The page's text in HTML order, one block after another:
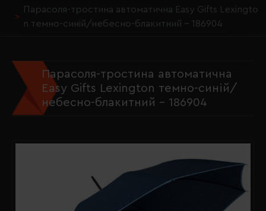
Парасоля-тростина автоматична Easy Gifts Lexingto
n темно-синій/небесно-блакитний - 186904
Парасоля-тростина автоматична
Easy Gifts Lexington темно-синій/
небесно-блакитний - 186904